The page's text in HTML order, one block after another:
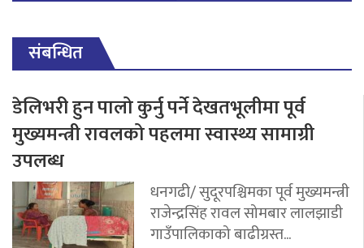
संबन्धित
डेलिभरी हुन पालो कुर्नु पर्ने देखतभूलीमा पूर्व
मुख्यमन्त्री रावलको पहलमा स्वास्थ्य सामाग्री
उपलब्ध
धनगढी/ सुदूरपश्चिमका पूर्व मुख्यमन्त्री
राजेन्द्रसिंह रावल सोमबार लालझाडी
गाउँपालिकाको बाढीग्रस्त...